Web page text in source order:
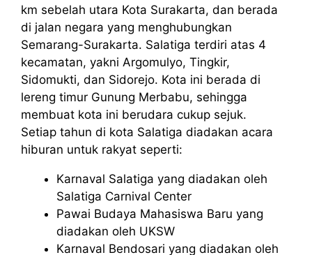
km sebelah utara Kota Surakarta, dan berada
di jalan negara yang menghubungkan
Semarang-Surakarta. Salatiga terdiri atas 4
kecamatan, yakni Argomulyo, Tingkir,
Sidomukti, dan Sidorejo. Kota ini berada di
lereng timur Gunung Merbabu, sehingga
membuat kota ini berudara cukup sejuk.
Setiap tahun di kota Salatiga diadakan acara
hiburan untuk rakyat seperti:
Karnaval Salatiga yang diadakan oleh
Salatiga Carnival Center
Pawai Budaya Mahasiswa Baru yang
diadakan oleh UKSW
Karnaval Bendosari yang diadakan oleh